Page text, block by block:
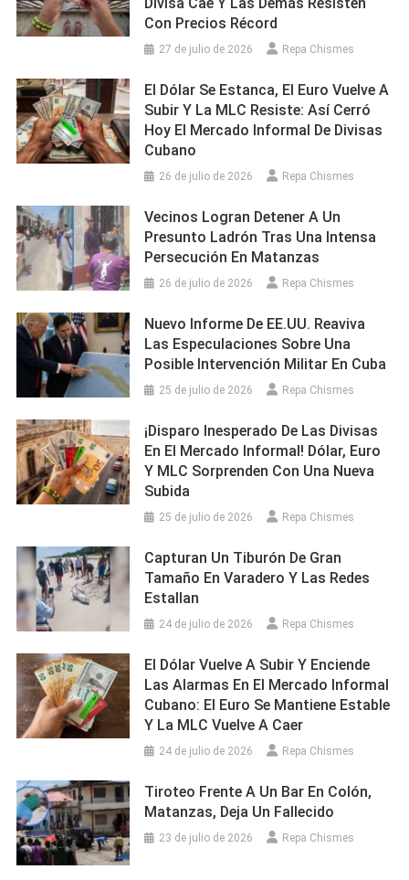
Con Precios Récord
27 de julio de 2026 Repa Chismes
El Dólar Se Estanca, El Euro Vuelve A
Subir Y La MLC Resiste: Así Cerró
Hoy El Mercado Informal De Divisas
Cubano
26 de julio de 2026 Repa Chismes
Vecinos Logran Detener A Un
Presunto Ladrón Tras Una Intensa
Persecución En Matanzas
26 de julio de 2026 Repa Chismes
Nuevo Informe De EE.UU. Reaviva
Las Especulaciones Sobre Una
Posible Intervención Militar En Cuba
25 de julio de 2026 Repa Chismes
¡Disparo Inesperado De Las Divisas
En El Mercado Informal! Dólar, Euro
Y MLC Sorprenden Con Una Nueva
Subida
25 de julio de 2026 Repa Chismes
Capturan Un Tiburón De Gran
Tamaño En Varadero Y Las Redes
Estallan
24 de julio de 2026 Repa Chismes
El Dólar Vuelve A Subir Y Enciende
Las Alarmas En El Mercado Informal
Cubano: El Euro Se Mantiene Estable
Y La MLC Vuelve A Caer
24 de julio de 2026 Repa Chismes
Tiroteo Frente A Un Bar En Colón,
Matanzas, Deja Un Fallecido
23 de julio de 2026 Repa Chismes